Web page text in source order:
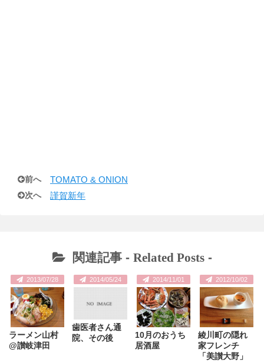
前へ TOMATO & ONION
次へ 謹賀新年
関連記事 - Related Posts-
2013/07/28
ラーメン山村
@讃岐津田
2014/05/24
歯医者さん通
院、その後
2014/11/01
10月のおうち
居酒屋
2012/10/02
綾川町の隠れ
家フレンチ
「美讃大野」